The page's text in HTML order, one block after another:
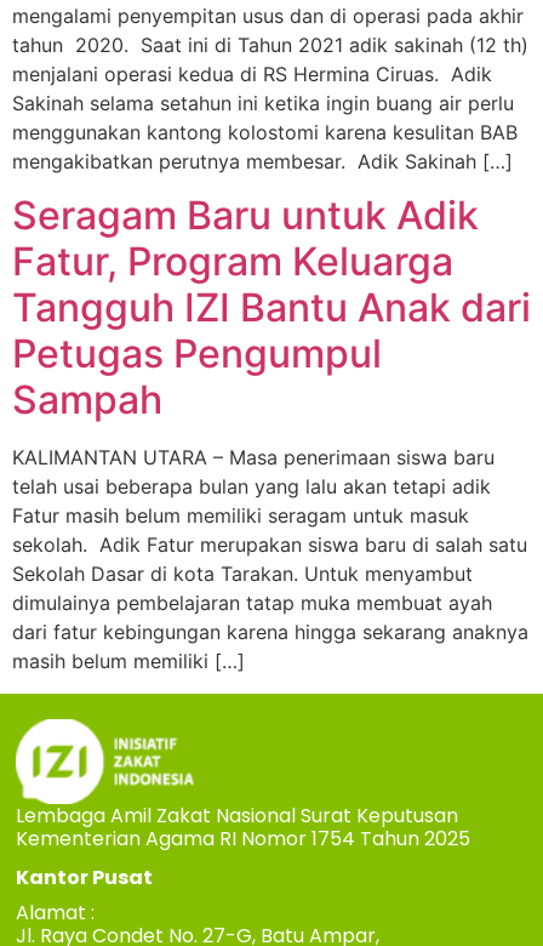
mengalami penyempitan usus dan di operasi pada akhir
tahun 2020. Saat ini di Tahun 2021 adik sakinah (12 th)
menjalani operasi kedua di RS Hermina Ciruas. Adik
Sakinah selama setahun ini ketika ingin buang air perlu
menggunakan kantong kolostomi karena kesulitan BAB
mengakibatkan perutnya membesar. Adik Sakinah […]
Seragam Baru untuk Adik
Fatur, Program Keluarga
Tangguh IZI Bantu Anak dari
Petugas Pengumpul
Sampah
KALIMANTAN UTARA – Masa penerimaan siswa baru
telah usai beberapa bulan yang lalu akan tetapi adik
Fatur masih belum memiliki seragam untuk masuk
sekolah. Adik Fatur merupakan siswa baru di salah satu
Sekolah Dasar di kota Tarakan. Untuk menyambut
dimulainya pembelajaran tatap muka membuat ayah
dari fatur kebingungan karena hingga sekarang anaknya
masih belum memiliki […]
Lembaga Amil Zakat Nasional Surat Keputusan
Kementerian Agama RI Nomor 1754 Tahun 2025
Kantor Pusat
Alamat :
Jl. Raya Condet No. 27-G, Batu Ampar,